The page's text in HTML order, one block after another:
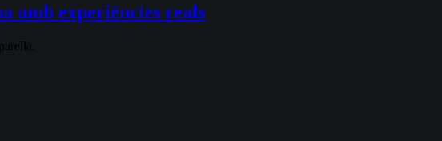
amb experiències reals